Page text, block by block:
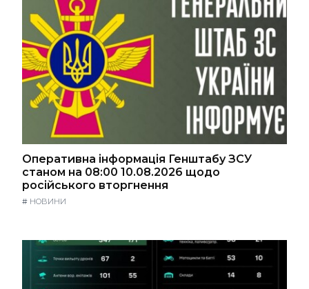
Оперативна інформація Генштабу ЗСУ
станом на 08:00 10.08.2026 щодо
російського вторгнення
# НОВИНИ